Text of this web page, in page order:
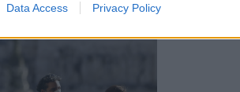
Data Access Privacy Policy